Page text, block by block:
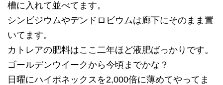
槽に入れて並べてます。
シンビジウムやデンドロビウムは廊下にそのまま置
いてます。
カトレアの肥料はここ二年ほど液肥ばっかりです。
ゴールデンウイークから今頃までかな？
日曜にハイポネックスを2,000倍に薄めてやってま